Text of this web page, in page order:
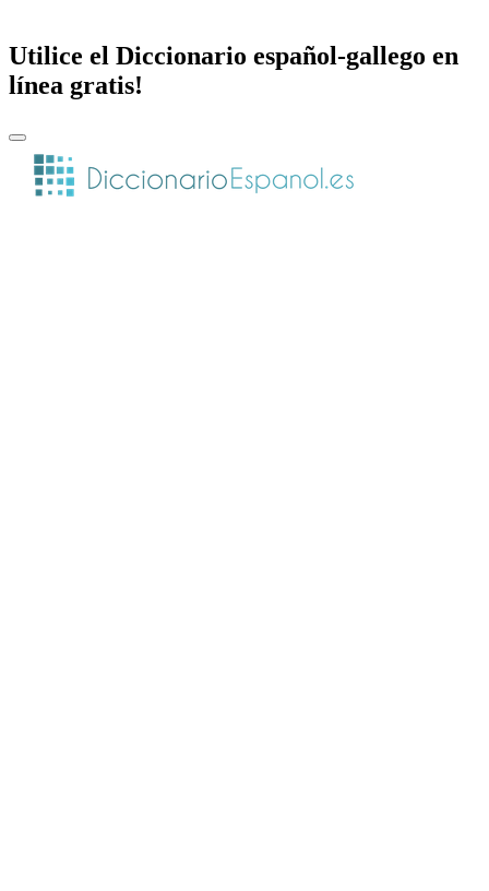
Utilice el Diccionario español-gallego en
línea gratis!